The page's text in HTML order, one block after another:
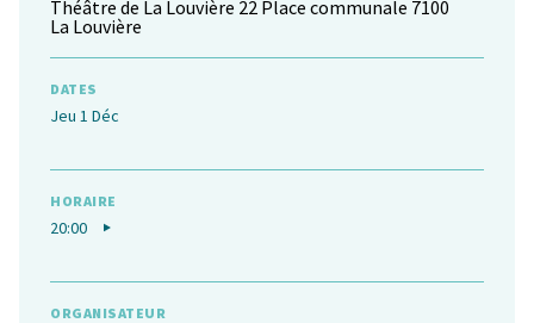
Théâtre de La Louvière 22 Place communale 7100
La Louvière
DATES
Jeu 1 Déc
HORAIRE
20:00
ORGANISATEUR